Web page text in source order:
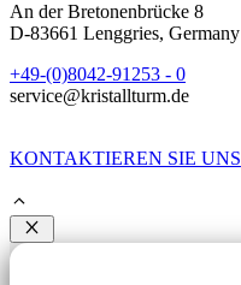
An der Bretonenbrücke 8
D-83661 Lenggries, Germany
+49-(0)8042-91253 - 0
service@kristallturm.de
KONTAKTIEREN SIE UNS
Schließen